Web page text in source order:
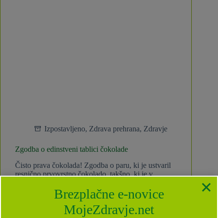
Izpostavljeno, Zdrava prehrana, Zdravje
Zgodba o edinstveni tablici čokolade
Čisto prava čokolada! Zgodba o paru, ki je ustvaril
resnično prvovrstno čokolado, takšno, ki je v
Martina in Sebastjan. 20 chocolate. Zakaj je njuna
čokolada drugačna od drugih, si preberite v…
Ekipa MojeZdravje.net
3 komentarji
Brezplačne e-novice
MojeZdravje.net